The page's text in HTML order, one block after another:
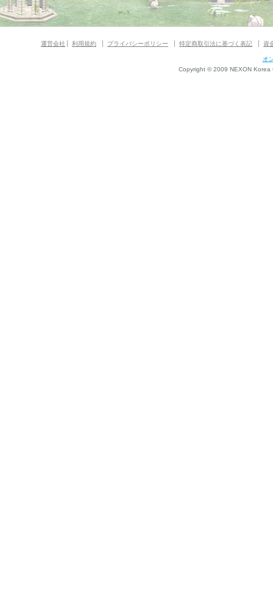
運営会社 利用規約 プライバシーポリシー 特定商取引法に基づく表記 資
オ
Copyright © 2009 NEXON Korea